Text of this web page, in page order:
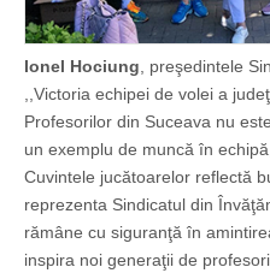
Ionel Hociung, preşedintele
,,Victoria echipei de volei a
Profesorilor din Suceava nu
un exemplu de muncă în
Cuvintele jucătoarelor reflectă
reprezenta Sindicatul din
rămâne cu siguranţă în
inspira noi generaţii de